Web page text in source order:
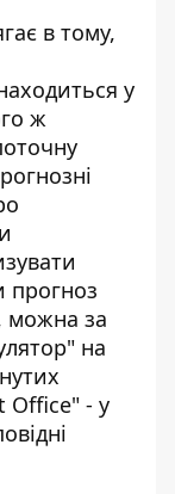
в тому,
у
ж
прогноз
можна за
на
Office" - у